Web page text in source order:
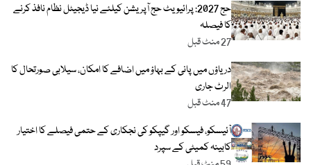
حج 2027: پرائیویٹ حج آپریشن کیلئے نیا ڈیجیٹل نظام نافذ کرنے
کا فیصلہ
27 منٹ قبل
دریاؤں میں پانی کے بہاؤ میں اضافے کا امکان، سیلابی صورتحال کا
الرٹ جاری
47 منٹ قبل
آئیسکو، فیسکو اور گیپکو کی نجکاری کے حتمی فیصلے کا اختیار
کابینہ کمیٹی کے سپرد